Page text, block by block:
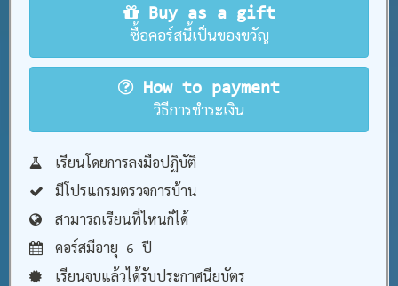
Buy as a gift
ซื้อคอร์สนี้เป็นของขวัญ
How to payment
วิธีการชำระเงิน
เรียนโดยการลงมือปฏิบัติ
มีโปรแกรมตรวจการบ้าน
สามารถเรียนที่ไหนก็ได้
คอร์สมีอายุ 6 ปี
เรียนจบแล้วได้รับประกาศนียบัตร